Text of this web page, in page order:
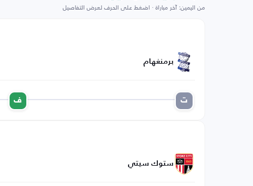
من اليمين: آخر مباراة · اضغط على الحرف لعرض التفاصيل
برمنغهام
ت ف
ستوك سيتي